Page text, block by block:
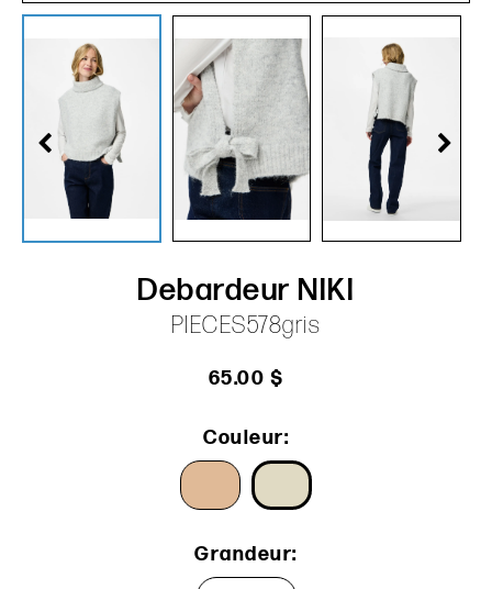
Debardeur NIKI
PIECES578gris
65.00 $
Couleur:
Grandeur: